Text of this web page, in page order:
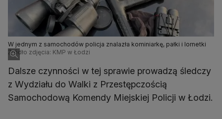
W jednym z samochodów policja znalazła kominiarkę, pałki i lornetki
Źródło zdjęcia: KMP w Łodzi
Dalsze czynności w tej sprawie prowadzą śledczy
z Wydziału do Walki z Przestępczością
Samochodową Komendy Miejskiej Policji w Łodzi.